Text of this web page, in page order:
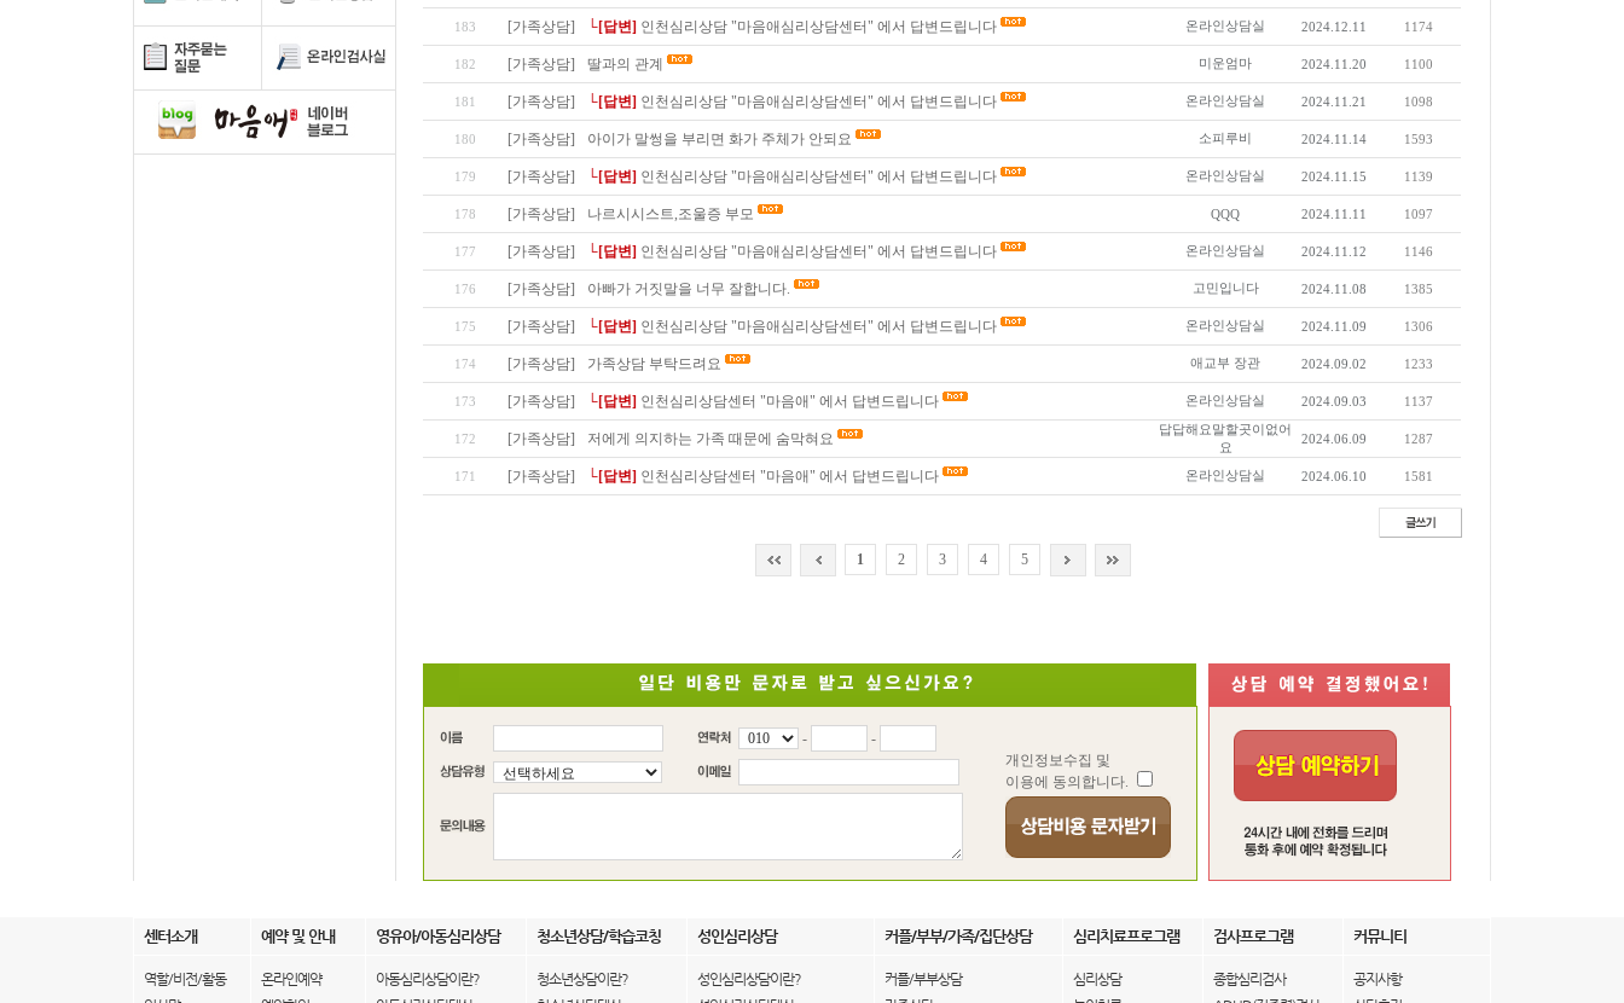
183 [가족상담] └[답변] 인천심리상담 "마음애심리상담센터" 에서 답변드립니다 온라인상담실 2024.12.11 1174
182 [가족상담] 딸과의 관계 미운엄마 2024.11.20 1100
181 [가족상담] └[답변] 인천심리상담 "마음애심리상담센터" 에서 답변드립니다 온라인상담실 2024.11.21 1098
180 [가족상담] 아이가 말썽을 부리면 화가 주체가 안되요 소피루비 2024.11.14 1593
179 [가족상담] └[답변] 인천심리상담 "마음애심리상담센터" 에서 답변드립니다 온라인상담실 2024.11.15 1139
178 [가족상담] 나르시시스트,조울증 부모 QQQ 2024.11.11 1097
177 [가족상담] └[답변] 인천심리상담 "마음애심리상담센터" 에서 답변드립니다 온라인상담실 2024.11.12 1146
176 [가족상담] 아빠가 거짓말을 너무 잘합니다. 고민입니다 2024.11.08 1385
175 [가족상담] └[답변] 인천심리상담 "마음애심리상담센터" 에서 답변드립니다 온라인상담실 2024.11.09 1306
174 [가족상담] 가족상담 부탁드려요 애교부 장관 2024.09.02 1233
173 [가족상담] └[답변] 인천심리상담센터 "마음애" 에서 답변드립니다 온라인상담실 2024.09.03 1137
172 [가족상담] 저에게 의지하는 가족 때문에 숨막혀요
답답해요말할곳이없어
요
2024.06.09 1287
171 [가족상담] └[답변] 인천심리상담센터 "마음애" 에서 답변드립니다 온라인상담실 2024.06.10 1581
1 2 3 4 5
-
-
개인정보수집 및
이용에 동의합니다.
센터소개 예약 및 안내 영유아/아동심리상담 청소년상담/학습코칭 성인심리상담 커플/부부/가족/집단상담 심리치료프로그램 검사프로그램 커뮤니티
역할/비전/활동
온라인예약
아동심리상담이란?
청소년상담이란?
성인심리상담이란?
커플/부부상담
심리상담
종합심리검사
공지사항